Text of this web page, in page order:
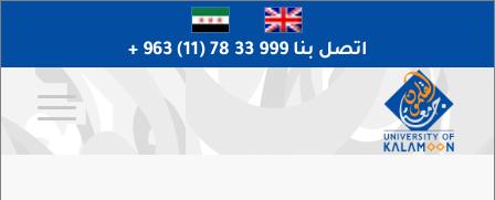
اتصل بنا 999 33 78 (11) 963 +